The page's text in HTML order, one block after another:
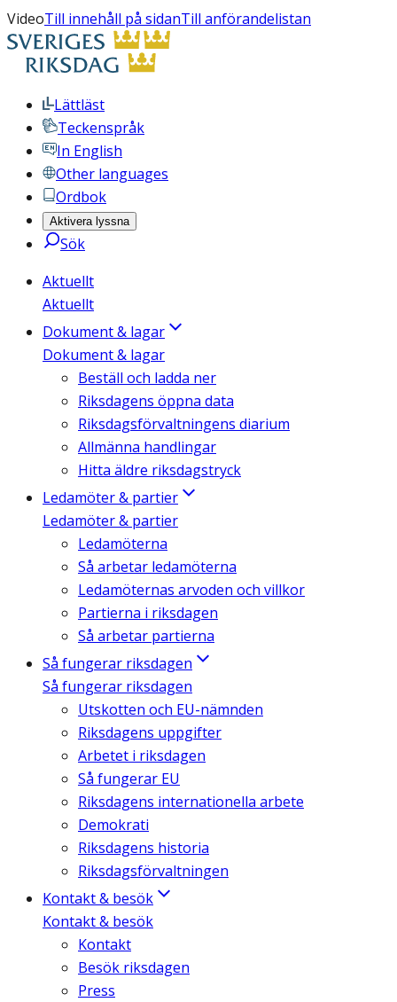
VideoTill innehåll på sidanTill anförandelistan
Lättläst
Teckenspråk
In English
Other languages
Ordbok
Aktivera lyssna
Sök
Aktuellt
Aktuellt
Dokument & lagar
Dokument & lagar
Beställ och ladda ner
Riksdagens öppna data
Riksdagsförvaltningens diarium
Allmänna handlingar
Hitta äldre riksdagstryck
Ledamöter & partier
Ledamöter & partier
Ledamöterna
Så arbetar ledamöterna
Ledamöternas arvoden och villkor
Partierna i riksdagen
Så arbetar partierna
Så fungerar riksdagen
Så fungerar riksdagen
Utskotten och EU-nämnden
Riksdagens uppgifter
Arbetet i riksdagen
Så fungerar EU
Riksdagens internationella arbete
Demokrati
Riksdagens historia
Riksdagsförvaltningen
Kontakt & besök
Kontakt & besök
Kontakt
Besök riksdagen
Press